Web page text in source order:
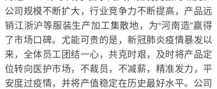
公司规模不断扩大，行业竞争力不断提高，产品远
销江浙沪等服装生产加工集散地，为“河南造”赢得
了市场口碑。尤能可贵的是，新冠肺炎疫情暴发以
来，全体员工团结一心，共克时艰，及时将产品定
位转向医护市场，不裁员，不减薪，精准发力，平
安度过疫情，并将产值稳定在历史最好水平。公司